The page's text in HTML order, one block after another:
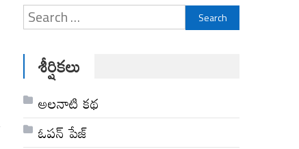
Search
for:
శీర్షికలు
అల‌నాటి క‌థ‌
ఓపన్ పేజ్